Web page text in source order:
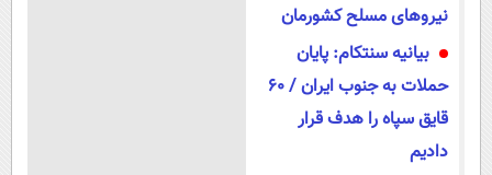
نیروهای مسلح کشورمان
بیانیه سنتکام: پایان
حملات به جنوب ایران / ۶۰
قایق سپاه را هدف قرار
دادیم